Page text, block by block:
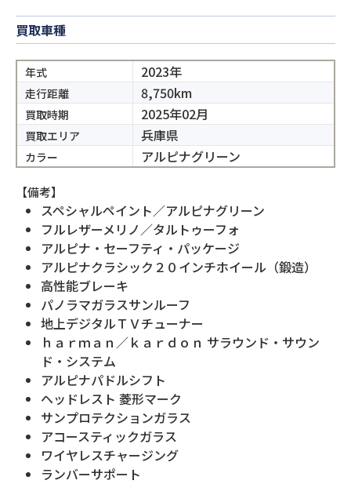
買取車種
年式 2023年
走行距離 8,750km
買取時期 2025年02月
買取エリア 兵庫県
カラー アルピナグリーン
【備考】
スペシャルペイント／アルピナグリーン
フルレザーメリノ／タルトゥーフォ
アルピナ・セーフティ・パッケージ
アルピナクラシック２０インチホイール（鍛造）
高性能ブレーキ
パノラマガラスサンルーフ
地上デジタルＴＶチューナー
ｈａｒｍａｎ／ｋａｒｄｏｎ サラウンド・サウン
ド・システム
アルピナパドルシフト
ヘッドレスト 菱形マーク
サンプロテクションガラス
アコースティックガラス
ワイヤレスチャージング
ランバーサポート